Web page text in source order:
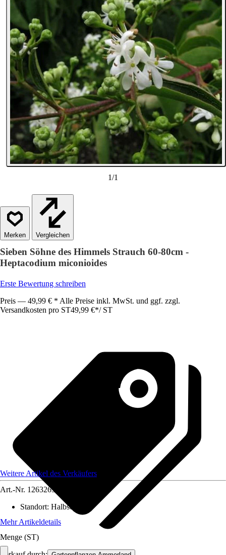
1/1
Vergleichen
Sieben Söhne des Himmels Strauch 60-80cm -
Heptacodium miconioides
Erste Bewertung schreiben
Preis — 49,99 € * Alle Preise inkl. MwSt. und ggf. zzgl.
Versandkosten pro ST49,99 €*/ ST
Weitere Artikel des Verkäufers
Art.-Nr. 12632656
Standort: Halbschatten
Mehr Artikeldetails
Menge (ST)